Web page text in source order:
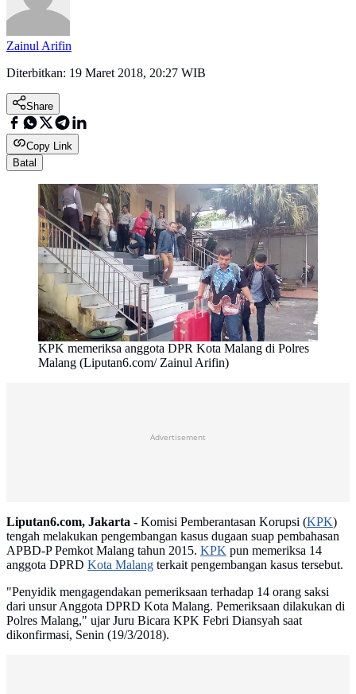
Zainul Arifin
Diterbitkan: 19 Maret 2018, 20:27 WIB
Share
Copy Link
Batal
KPK memeriksa anggota DPR Kota Malang di Polres
Malang (Liputan6.com/ Zainul Arifin)
Advertisement
Liputan6.com, Jakarta - Komisi Pemberantasan Korupsi (KPK)
tengah melakukan pengembangan kasus dugaan suap pembahasan
APBD-P Pemkot Malang tahun 2015. KPK pun memeriksa 14
anggota DPRD Kota Malang terkait pengembangan kasus tersebut.
"Penyidik mengagendakan pemeriksaan terhadap 14 orang saksi
dari unsur Anggota DPRD Kota Malang. Pemeriksaan dilakukan di
Polres Malang," ujar Juru Bicara KPK Febri Diansyah saat
dikonfirmasi, Senin (19/3/2018).